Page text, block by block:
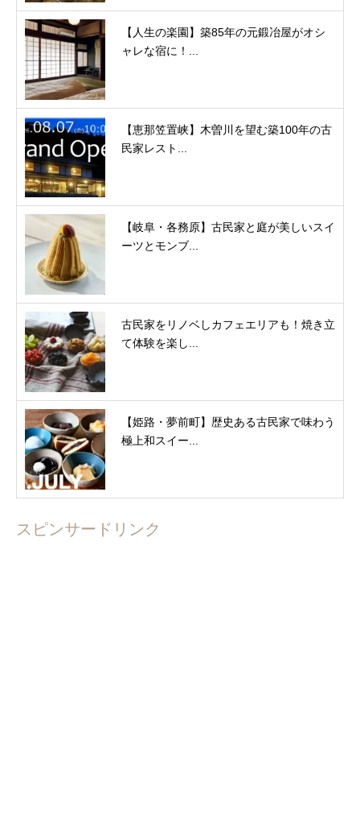
【人生の楽園】築85年の元鍛冶屋がオシ
ャレな宿に！...
【恵那笠置峡】木曽川を望む築100年の古
民家レスト...
【岐阜・各務原】古民家と庭が美しいスイ
ーツとモンブ...
古民家をリノベしカフェエリアも！焼き立
て体験を楽し...
【姫路・夢前町】歴史ある古民家で味わう
極上和スイー...
スピンサードリンク